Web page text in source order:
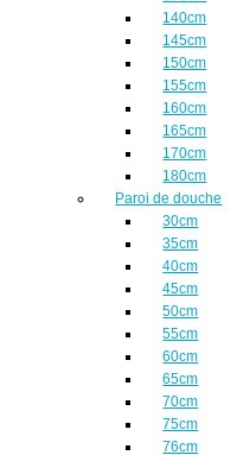
140cm
145cm
150cm
155cm
160cm
165cm
170cm
180cm
Paroi de douche
30cm
35cm
40cm
45cm
50cm
55cm
60cm
65cm
70cm
75cm
76cm